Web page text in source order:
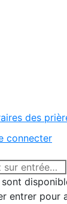
des
connecter
entrer pour